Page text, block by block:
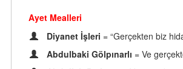
Ayet Mealleri
Diyanet İşleri = “Gerçekten biz
Abdulbaki Gölpınarlı = Ve